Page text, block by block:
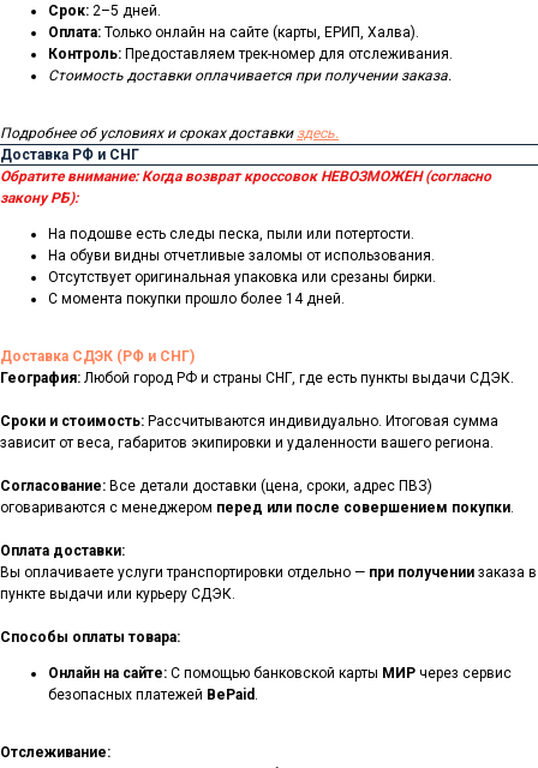
Срок: 2–5 дней.
Оплата: Только онлайн на сайте (карты, ЕРИП, Халва).
Контроль: Предоставляем трек-номер для отслеживания.
Стоимость доставки оплачивается при получении заказа.
Подробнее об условиях и сроках доставки здесь.
Доставка РФ и СНГ
Обратите внимание:Когда возврат кроссовок НЕВОЗМОЖЕН (согласно
закону РБ):
На подошве есть следы песка, пыли или потертости.
На обуви видны отчетливые заломы от использования.
Отсутствует оригинальная упаковка или срезаны бирки.
С момента покупки прошло более 14 дней.
Доставка СДЭК (РФ и СНГ)
География: Любой город РФ и страны СНГ, где есть пункты выдачи СДЭК.
Сроки и стоимость: Рассчитываются индивидуально. Итоговая сумма
зависит от веса, габаритов экипировки и удаленности вашего региона.
Согласование: Все детали доставки (цена, сроки, адрес ПВЗ)
оговариваются с менеджером перед или после совершением покупки.
Оплата доставки:
Вы оплачиваете услуги транспортировки отдельно — при получении заказа в
пункте выдачи или курьеру СДЭК.
Способы оплаты товара:
Онлайн на сайте: С помощью банковской карты МИР через сервис
безопасных платежей BePaid.
Отслеживание: